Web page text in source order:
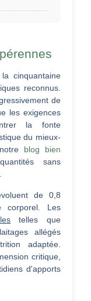
cinquantaine
reconnus.
de
les exigences
la fonte
du mieux-
blog bien
sans
de 0,8
corporel. Les
telles que
allégés
adaptée.
critique,
d'apports